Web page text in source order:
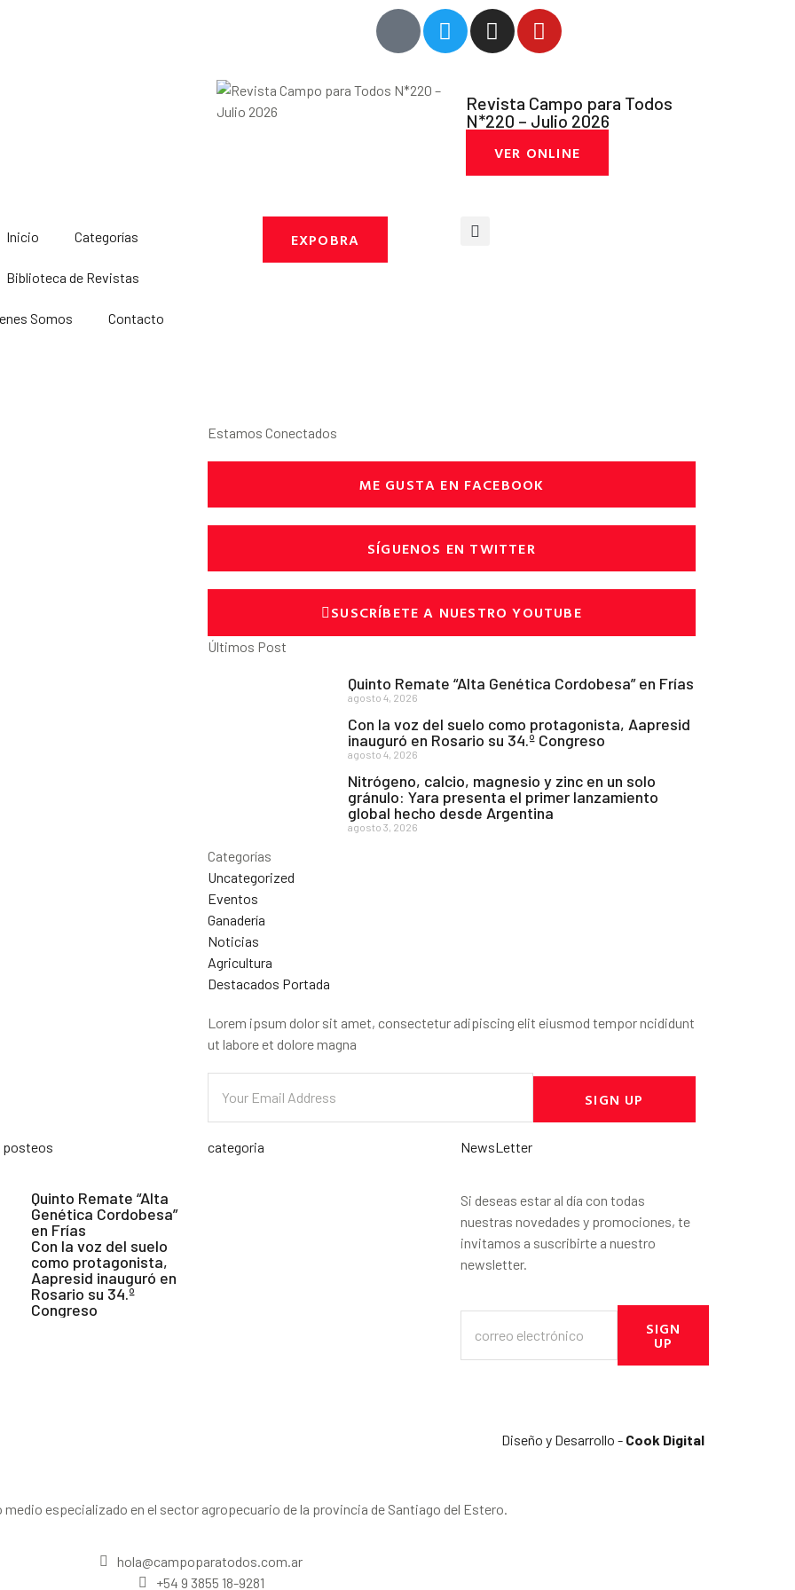
Revista Campo para Todos
N*220 – Julio 2026
VER ONLINE
Inicio Categorías
Biblioteca de Revistas
Somos Contacto
EXPOBRA
Estamos Conectados
ME GUSTA EN FACEBOOK
SÍGUENOS EN TWITTER
SUSCRÍBETE A NUESTRO YOUTUBE
Últimos Post
Quinto Remate “Alta Genética Cordobesa” en Frías
agosto 4, 2026
Con la voz del suelo como protagonista, Aapresid
inauguró en Rosario su 34.º Congreso
agosto 4, 2026
Nitrógeno, calcio, magnesio y zinc en un solo
gránulo: Yara presenta el primer lanzamiento
global hecho desde Argentina
agosto 3, 2026
Categorías
Uncategorized
Eventos
Ganadería
Noticias
Agricultura
Destacados Portada
Lorem ipsum dolor sit amet, consectetur adipiscing elit eiusmod tempor ncididunt
ut labore et dolore magna
SIGN UP
Quinto Remate “Alta
Genética Cordobesa”
en Frías
Con la voz del suelo
como protagonista,
Aapresid inauguró en
Rosario su 34.º
Congreso
categoria NewsLetter
Si deseas estar al día con todas
nuestras novedades y promociones, te
invitamos a suscribirte a nuestro
newsletter.
SIGN
UP
Diseño y Desarrollo - Cook Digital
medio especializado en el sector agropecuario de la provincia de Santiago del Estero.
hola@campoparatodos.com.ar
+54 9 3855 18-9281